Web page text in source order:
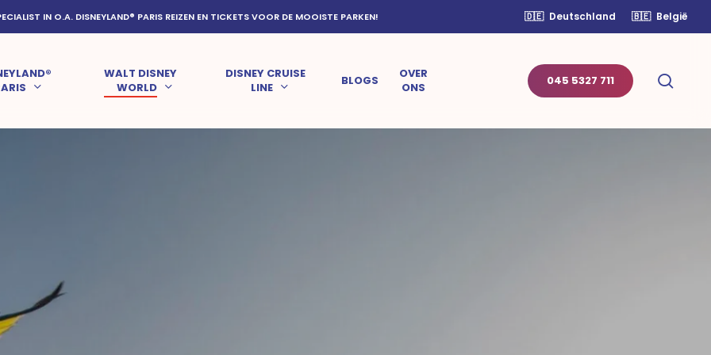
IN O.A. DISNEYLAND® PARIS REIZEN EN TICKETS VOOR DE MOOISTE PARKEN! 🇩🇪 Deutschland 🇧🇪 België
WALT DISNEY
WORLD
DISNEY CRUISE
LINE
BLOGS
OVER
ONS
045 5327 711